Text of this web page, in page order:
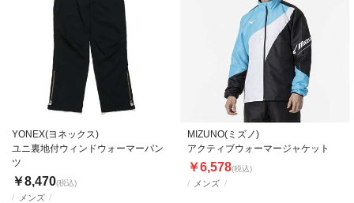
メンズ
YONEX(ヨネックス)
ユニ裏地付ウィンドウォーマーパン
ツ
￥8,470(税込) メンズ
MIZUNO(ミズノ)
アクティブウォーマージャケット
￥6,578(税込)